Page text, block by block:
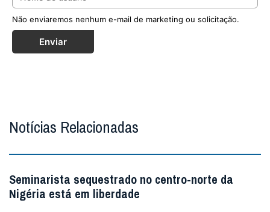
Não enviaremos nenhum e-mail de marketing ou solicitação.
Enviar
Notícias Relacionadas
Seminarista sequestrado no centro-norte da
Nigéria está em liberdade